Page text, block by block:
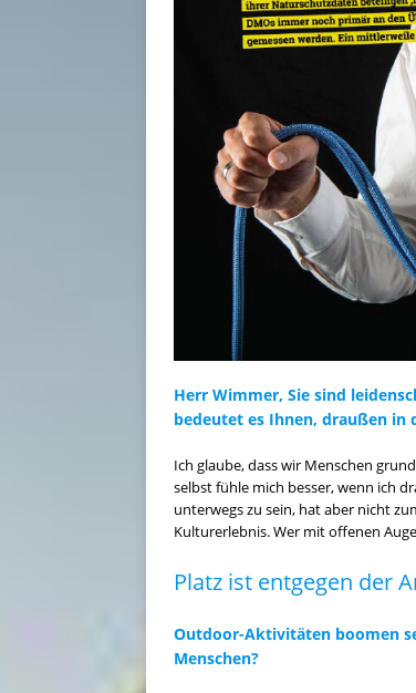
Herr Wimmer, Sie sind
bedeutet es Ihnen, draußen in
Ich glaube, dass wir Menschen
selbst fühle mich besser, wenn ich
unterwegs zu sein, hat aber nicht
Kulturerlebnis. Wer mit offenen
Platz ist entgegen der
Outdoor-Aktivitäten boomen
Menschen?